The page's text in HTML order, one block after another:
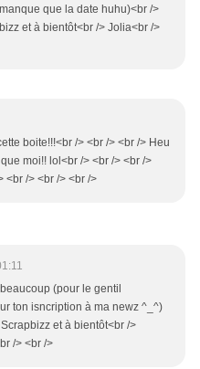
que la date huhu)<br />
et à bientôt<br /> Jolia<br />
boite!!!<br /> <br /> <br /> Heu
moi!! lol<br /> <br /> <br />
<br /> <br /> <br />
(pour le gentil
ton isncription à ma newz ^_^)
et à bientôt<br />
/> <br />